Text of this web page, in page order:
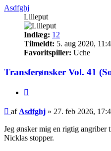
Asdfghj
Lilleput
Indlæg: 12
Tilmeldt: 5. aug 2020,
Favoritspiller: Uche
Transferønsker Vol. 41
Indlæg
af Asdfghj » 27. feb 2026,
Jeg ønsker mig en rigtig angriber
Nicklas stopper.